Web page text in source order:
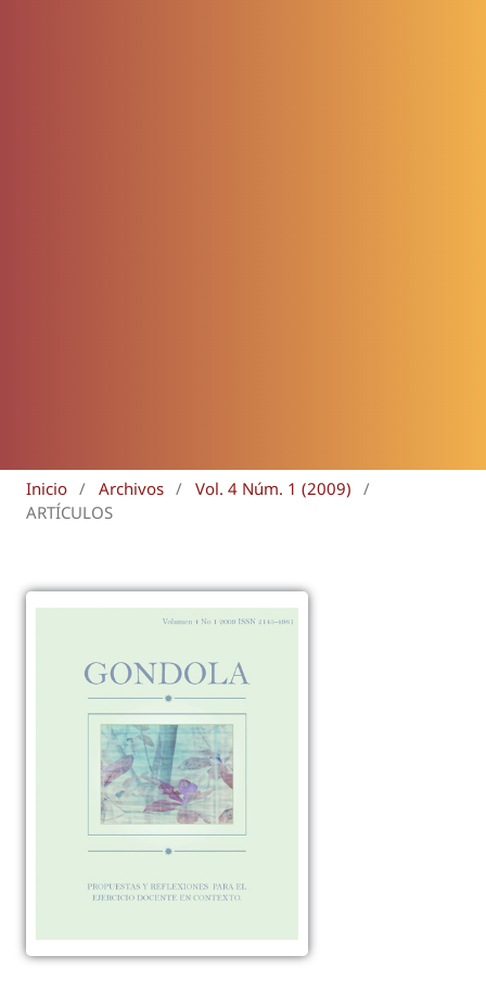
Inicio / Archivos / Vol. 4 Núm. 1 (2009)
/
ARTÍCULOS